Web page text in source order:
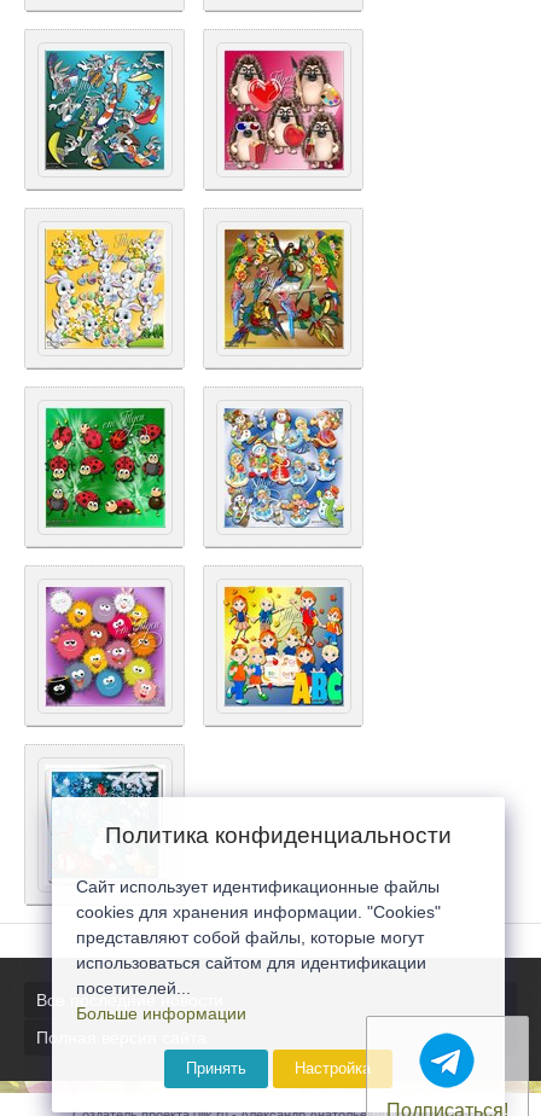
Все последние новости
Полная версия сайта
Подписаться!
Политика конфиденциальности
Сайт использует идентификационные файлы
cookies для хранения информации. "Cookies"
представляют собой файлы, которые могут
использоваться сайтом для идентификации
посетителей...
Больше информации
Принять Настройка